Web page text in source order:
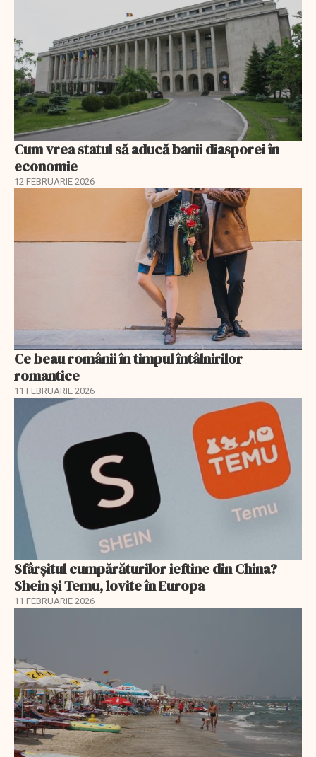
Cum vrea statul să aducă banii diasporei în
economie
12 FEBRUARIE 2026
Ce beau românii în timpul întâlnirilor
romantice
11 FEBRUARIE 2026
Sfârșitul cumpărăturilor ieftine din China?
Shein și Temu, lovite în Europa
11 FEBRUARIE 2026